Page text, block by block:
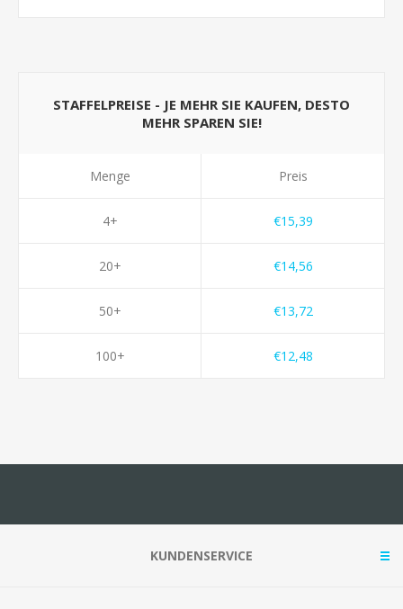
STAFFELPREISE - JE MEHR SIE KAUFEN, DESTO
MEHR SPAREN SIE!
Menge
4+
20+
50+
100+
Preis
€15,39
€14,56
€13,72
€12,48
KUNDENSERVICE